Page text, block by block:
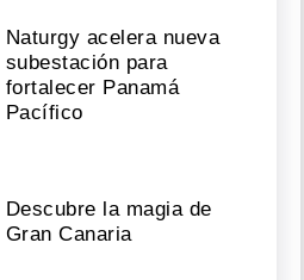
Naturgy acelera nueva
subestación para
fortalecer Panamá
Pacífico
Descubre la magia de
Gran Canaria